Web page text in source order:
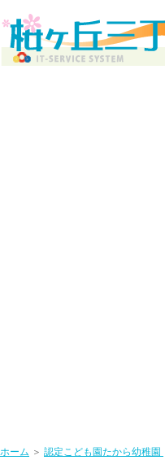
ホーム ＞ 認定こども園たから幼稚園